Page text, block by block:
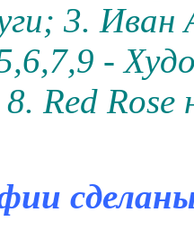
3.
-
Red Rose